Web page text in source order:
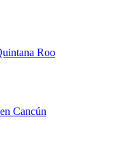
Roo
Cancún